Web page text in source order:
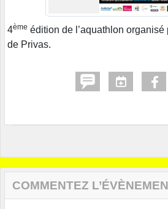
4ème édition de l’aquathlon
de Privas.
COMMENTEZ